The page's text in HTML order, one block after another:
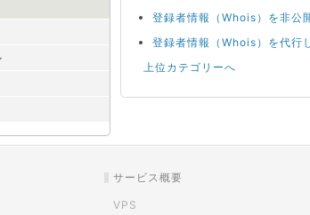
登録者情報（Whois）を非公
登録者情報（Whois）を代行
上位カテゴリーへ
サービス概要
VPS